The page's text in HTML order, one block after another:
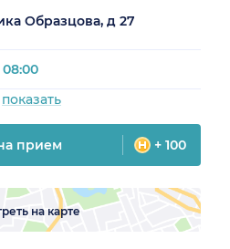
Образцова, д 27
показать
прием + 100
на карте